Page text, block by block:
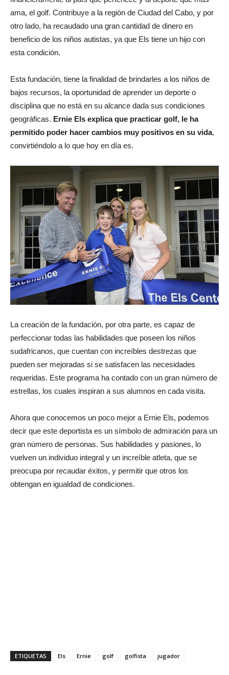
ama, el golf. Contribuye a la región de Ciudad del Cabo, y por
otro lado, ha recaudado una gran cantidad de dinero en
beneficio de los niños autistas, ya que Els tiene un hijo con
esta condición.
Esta fundación, tiene la finalidad de brindarles a los niños de
bajos recursos, la oportunidad de aprender un deporte o
disciplina que no está en su alcance dada sus condiciones
geográficas. Ernie Els explica que practicar golf, le ha
permitido poder hacer cambios muy positivos en su vida,
convirtiéndolo a lo que hoy en día es.
La creación de la fundación, por otra parte, es capaz de
perfeccionar todas las habilidades que poseen los niños
sudafricanos, que cuentan con increíbles destrezas que
pueden ser mejoradas si se satisfacen las necesidades
requeridas. Este programa ha contado con un gran número de
estrellas, los cuales inspiran a sus alumnos en cada visita.
Ahora que conocemos un poco mejor a Ernie Els, podemos
decir que este deportista es un símbolo de admiración para un
gran número de personas. Sus habilidades y pasiones, lo
vuelven un individuo integral y un increíble atleta, que se
preocupa por recaudar éxitos, y permitir que otros los
obtengan en igualdad de condiciones.
ETIQUETAS Els Ernie golf golfista jugador